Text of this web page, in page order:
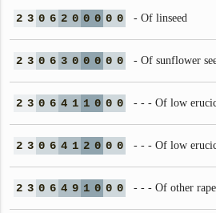
2 3 0 6 2 0 0 0 0 0 - Of linseed
2 3 0 6 3 0 0 0 0 0 - Of sunflower
2 3 0 6 4 1 1 0 0 0 - - - Of low erucic
2 3 0 6 4 1 2 0 0 0 - - - Of low
2 3 0 6 4 9 1 0 0 0 - - - Of other rape